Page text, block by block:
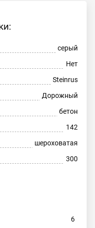
серый
Нет
Steinrus
Дорожный
бетон
142
шероховатая
300
6